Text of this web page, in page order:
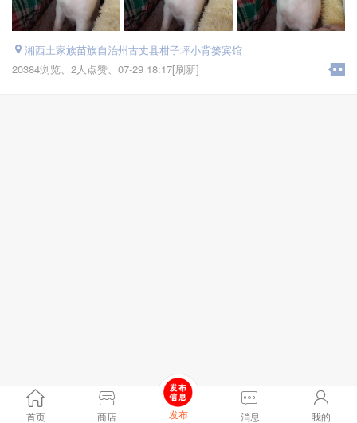
湘西土家族苗族自治州古丈县柑子坪小背篓宾馆
20384浏览、 2人点赞、 07-29 18:17[刷新]
首页 商店 发布 消息 我的